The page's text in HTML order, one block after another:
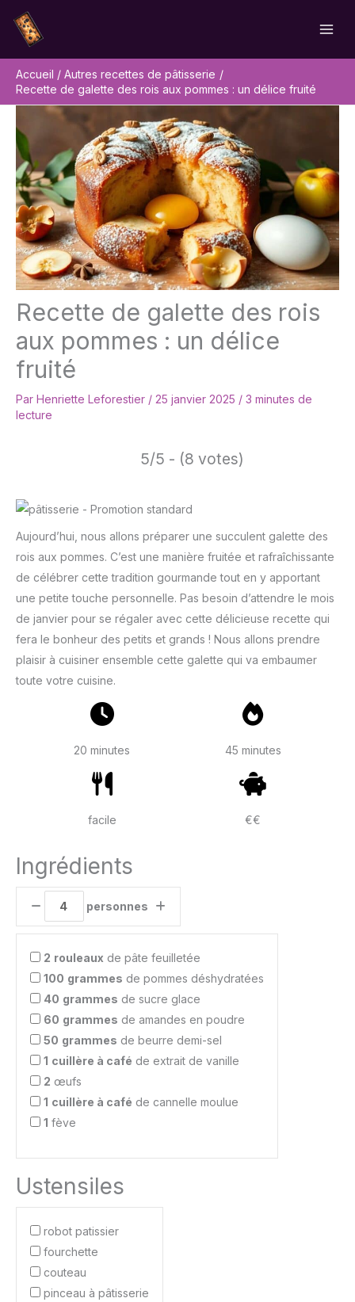
contenu
Accueil
Autres recettes de pâtisserie
Recette de galette des rois aux pommes : un délice fruité
Recette de galette des rois
aux pommes : un délice
fruité
Par Henriette Leforestier / 25 janvier 2025 / 3 minutes de
lecture
5/5 - (8 votes)
Aujourd’hui, nous allons préparer une succulent galette des
rois aux pommes. C’est une manière fruitée et rafraîchissante
de célébrer cette tradition gourmande tout en y apportant
une petite touche personnelle. Pas besoin d’attendre le mois
de janvier pour se régaler avec cette délicieuse recette qui
fera le bonheur des petits et grands ! Nous allons prendre
plaisir à cuisiner ensemble cette galette qui va embaumer
toute votre cuisine.
20 minutes 45 minutes
facile €€
Ingrédients
personnes
2 rouleaux de pâte feuilletée
100 grammes de pommes déshydratées
40 grammes de sucre glace
60 grammes de amandes en poudre
50 grammes de beurre demi-sel
1 cuillère à café de extrait de vanille
2 œufs
1 cuillère à café de cannelle moulue
1 fève
Ustensiles
robot patissier
fourchette
couteau
pinceau à pâtisserie
Rechercher